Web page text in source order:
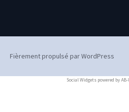
Fièrement propulsé par WordPress
Social Widgetspowered by